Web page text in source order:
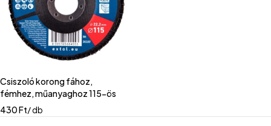
Csiszoló korong fához,
fémhez, műanyaghoz 115-ös
430Ft/ db